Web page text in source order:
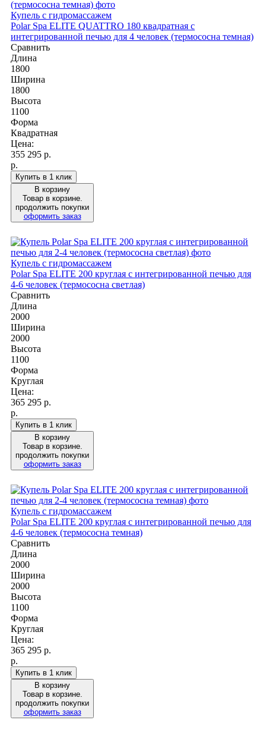
Купель с гидромассажем
Polar Spa ELITE QUATTRO 180 квадратная с
интегрированной печью для 4 человек (термососна темная)
Сравнить
Длина
1800
Ширина
1800
Высота
1100
Форма
Квадратная
Цена:
355 295 р.
р.
Купить в 1 клик
В корзину
Товар в корзине.
продолжить покупки
оформить заказ
Купель с гидромассажем
Polar Spa ELITE 200 круглая с интегрированной печью для
4-6 человек (термососна светлая)
Сравнить
Длина
2000
Ширина
2000
Высота
1100
Форма
Круглая
Цена:
365 295 р.
р.
Купить в 1 клик
В корзину
Товар в корзине.
продолжить покупки
оформить заказ
Купель с гидромассажем
Polar Spa ELITE 200 круглая с интегрированной печью для
4-6 человек (термососна темная)
Сравнить
Длина
2000
Ширина
2000
Высота
1100
Форма
Круглая
Цена:
365 295 р.
р.
Купить в 1 клик
В корзину
Товар в корзине.
продолжить покупки
оформить заказ